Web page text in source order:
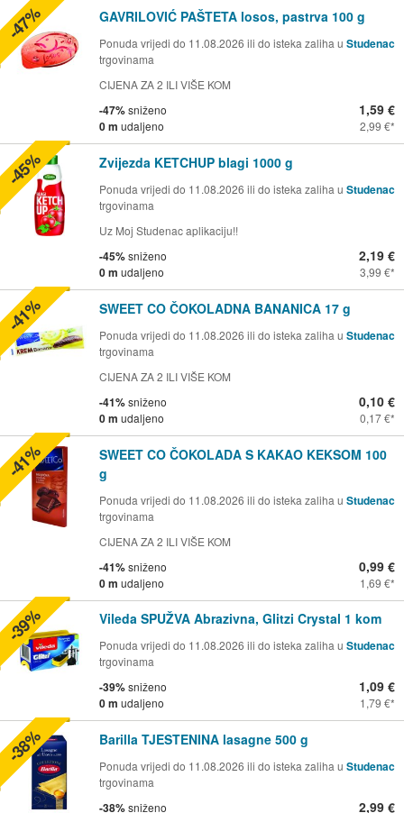
GAVRILOVIĆ PAŠTETA losos, pastrva 100 g
Ponuda vrijedi do 11.08.2026 ili do isteka zaliha u Studenac
trgovinama
CIJENA ZA 2 ILI VIŠE KOM
-47%sniženo
0 m udaljeno
1,59 €
2,99 €
-47%
Zvijezda KETCHUP blagi 1000 g
Ponuda vrijedi do 11.08.2026 ili do isteka zaliha u Studenac
trgovinama
Uz Moj Studenac aplikaciju!!
-45%sniženo
0 m udaljeno
2,19 €
3,99 €
-45%
SWEET CO ČOKOLADNA BANANICA 17 g
Ponuda vrijedi do 11.08.2026 ili do isteka zaliha u Studenac
trgovinama
CIJENA ZA 2 ILI VIŠE KOM
-41%sniženo
0 m udaljeno
0,10 €
0,17 €
-41%
SWEET CO ČOKOLADA S KAKAO KEKSOM 100
g
Ponuda vrijedi do 11.08.2026 ili do isteka zaliha u Studenac
trgovinama
CIJENA ZA 2 ILI VIŠE KOM
-41%sniženo
0 m udaljeno
0,99 €
1,69 €
-41%
Vileda SPUŽVA Abrazivna, Glitzi Crystal 1 kom
Ponuda vrijedi do 11.08.2026 ili do isteka zaliha u Studenac
trgovinama
-39%sniženo
0 m udaljeno
1,09 €
1,79 €
-39%
Barilla TJESTENINA lasagne 500 g
Ponuda vrijedi do 11.08.2026 ili do isteka zaliha u Studenac
trgovinama
-38%sniženo 2,99 €
-38%